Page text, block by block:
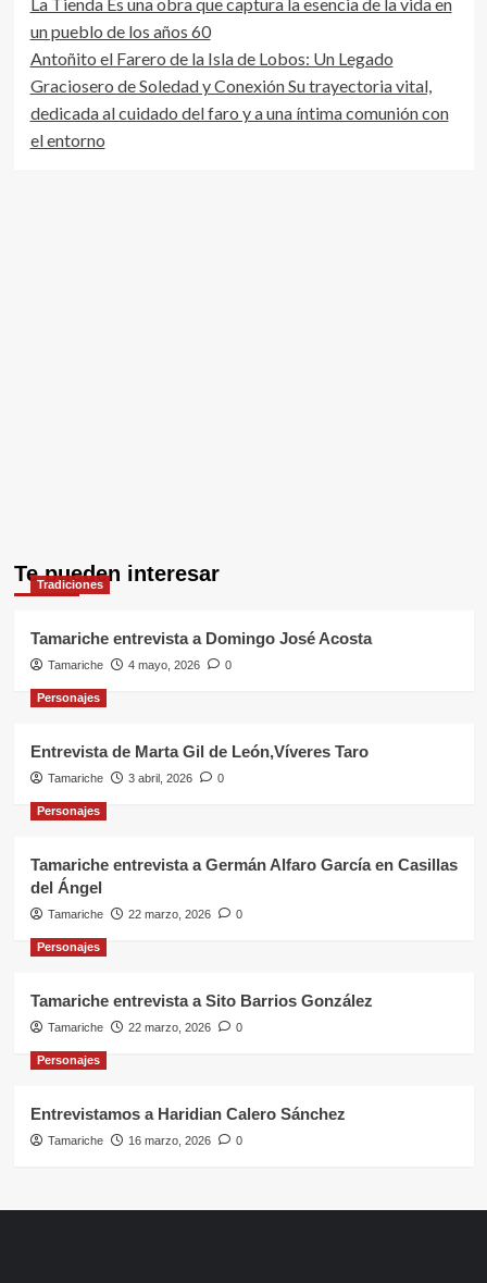
Tello
Director
Bahía
La Tienda Es una obra que captura la esencia de la vida en
un pueblo de los años 60
Antoñito el Farero de la Isla de Lobos: Un Legado
Graciosero de Soledad y Conexión Su trayectoria vital,
dedicada al cuidado del faro y a una íntima comunión con
el entorno
Te pueden interesar
Tradiciones
Tamariche entrevista a Domingo José Acosta
Tamariche 4 mayo, 2026 0
Personajes
Entrevista de Marta Gil de León,Víveres Taro
Tamariche 3 abril, 2026 0
Personajes
Tamariche entrevista a Germán Alfaro García en Casillas
del Ángel
Tamariche 22 marzo, 2026 0
Personajes
Tamariche entrevista a Sito Barrios González
Tamariche 22 marzo, 2026 0
Personajes
Entrevistamos a Haridian Calero Sánchez
Tamariche 16 marzo, 2026 0